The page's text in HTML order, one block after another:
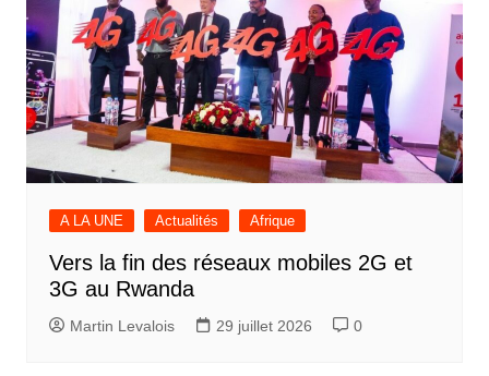
A LA UNE Actualités Afrique
Vers la fin des réseaux mobiles 2G et
3G au Rwanda
Martin Levalois 29 juillet 2026 0